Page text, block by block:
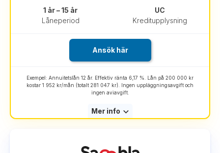
Låneperiod
1 år – 15 år
Kreditupplysning
UC
Ansök här
Exempel: Annuitetslån 12 år. Effektiv ränta 6,17 %. Lån på 200 000 kr
kostar 1 952 kr/mån (totalt 281 047 kr). Ingen uppläggningsavgift och
ingen aviavgift.
Mer info